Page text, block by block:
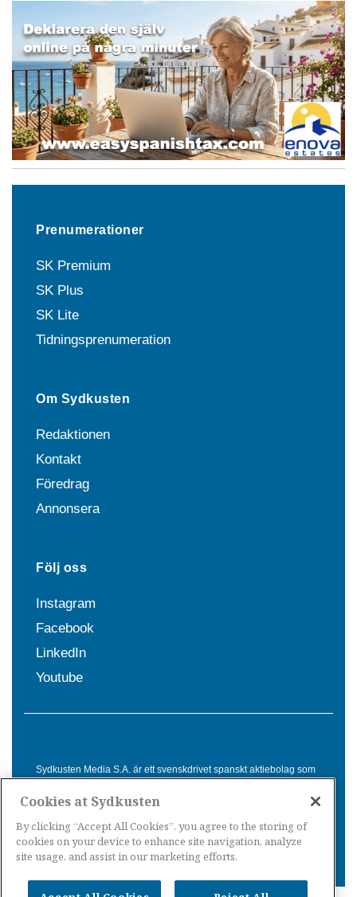
Prenumerationer
SK Premium
SK Plus
SK Lite
Tidningsprenumeration
Om Sydkusten
Redaktionen
Kontakt
Föredrag
Annonsera
Följ oss
Instagram
Facebook
LinkedIn
Youtube
Sydkusten Media S.A. är ett svenskdrivet spanskt aktiebolag som
Spanien. Genom nyhetsbevakning av hela Spanien, med bas på
informationsförmedling för svenskar i Spanien.
Cookies at Sydkusten
By clicking “Accept All Cookies”, you agree to the storing of
cookies on your device to enhance site navigation, analyze
site usage, and assist in our marketing efforts.